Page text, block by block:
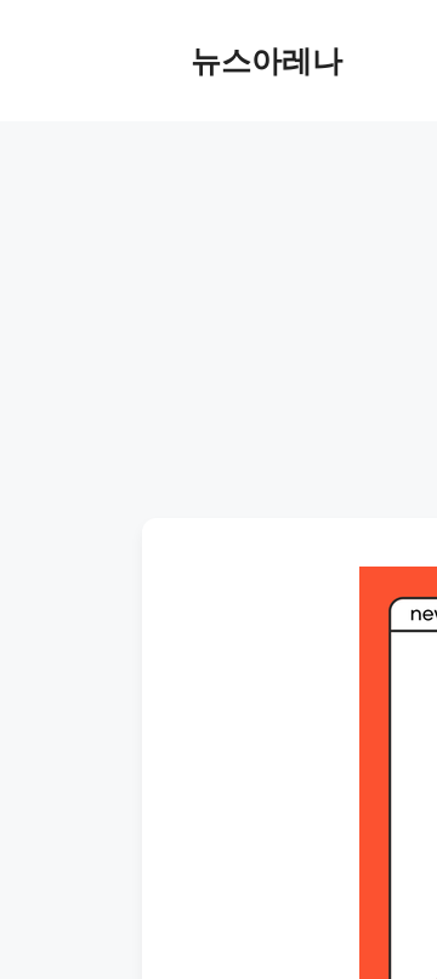
뉴스아레나